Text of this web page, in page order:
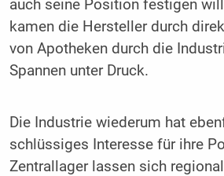
auch seine Position festigen
kamen die Hersteller durch
von Apotheken durch die
Spannen unter Druck.
Die Industrie wiederum hat
schlüssiges Interesse für ihre
Zentrallager lassen sich